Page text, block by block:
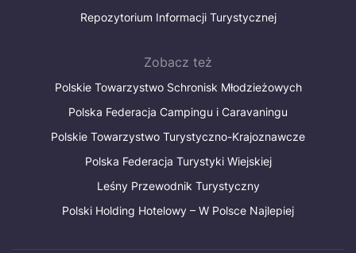
Repozytorium Informacji Turystycznej
Zobacz też
Polskie Towarzystwo Schronisk Młodzieżowych
Polska Federacja Campingu i Caravaningu
Polskie Towarzystwo Turystyczno-Krajoznawcze
Polska Federacja Turystyki Wiejskiej
Leśny Przewodnik Turystyczny
Polski Holding Hotelowy – W Polsce Najlepiej